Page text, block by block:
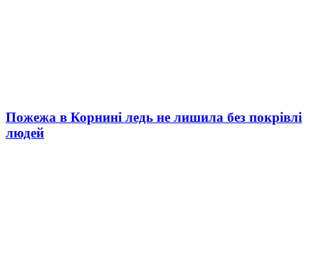
Пожежа в Корнині ледь не лишила без покрівлі
людей